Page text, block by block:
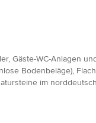
Gäste-WC-Anlagen
Bodenbeläge),
im